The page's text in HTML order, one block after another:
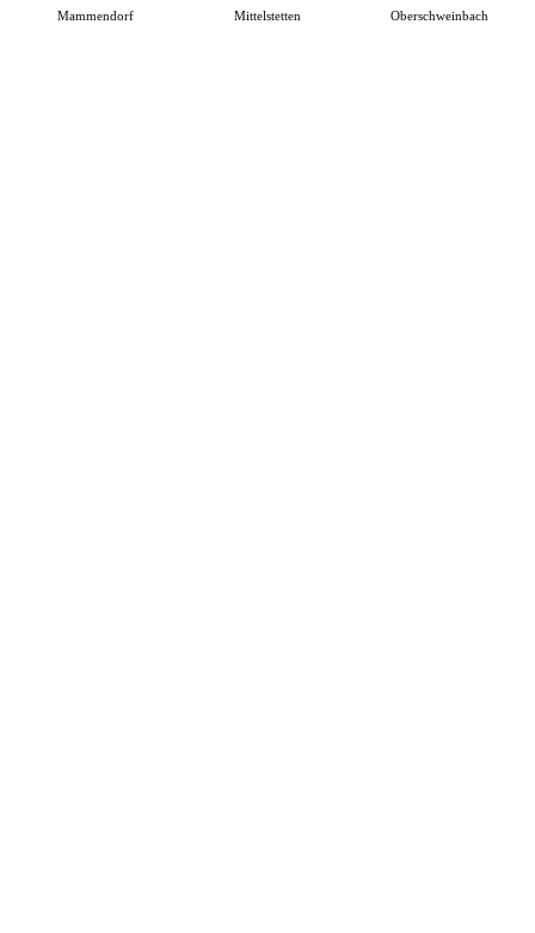
Mammendorf Mittelstetten Oberschweinbach